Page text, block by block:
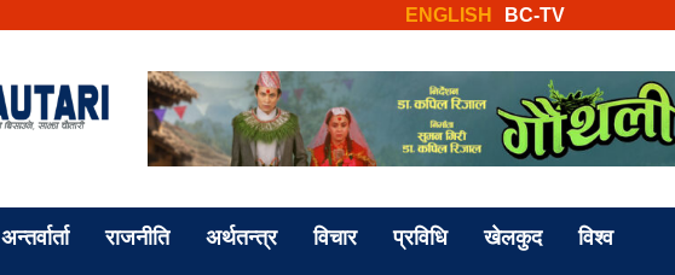
BC-TV
ENGLISH
अन्तर्वार्ता राजनीति अर्थतन्त्र विचार प्रविधि खेलकुद विश्व